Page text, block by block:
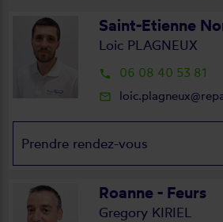
Saint-Etienne
Loic PLAGNEUX
local_phone 06 08 40 53 81
mail_outline
Prendre rendez-vous
Roanne - Feurs
Gregory KIRIEL